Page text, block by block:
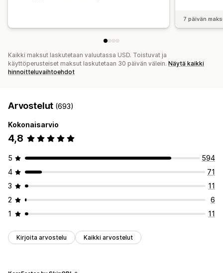
7 päivän
Kaikki maksut laskutetaan valuutassa USD. Toistuvat ja
käyttöperusteiset maksut laskutetaan 30 päivän välein. Näytä kaikki
hinnoitteluvaihtoehdot
Arvostelut (693)
Kokonaisarvio
4,8
5
594
4
71
3
11
2
6
1
11
Kirjoita arvostelu Kaikki arvostelut